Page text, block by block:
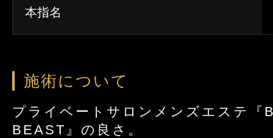
本指名
施術について
プライベートサロンメンズエステ『
BEAST』の良さ。